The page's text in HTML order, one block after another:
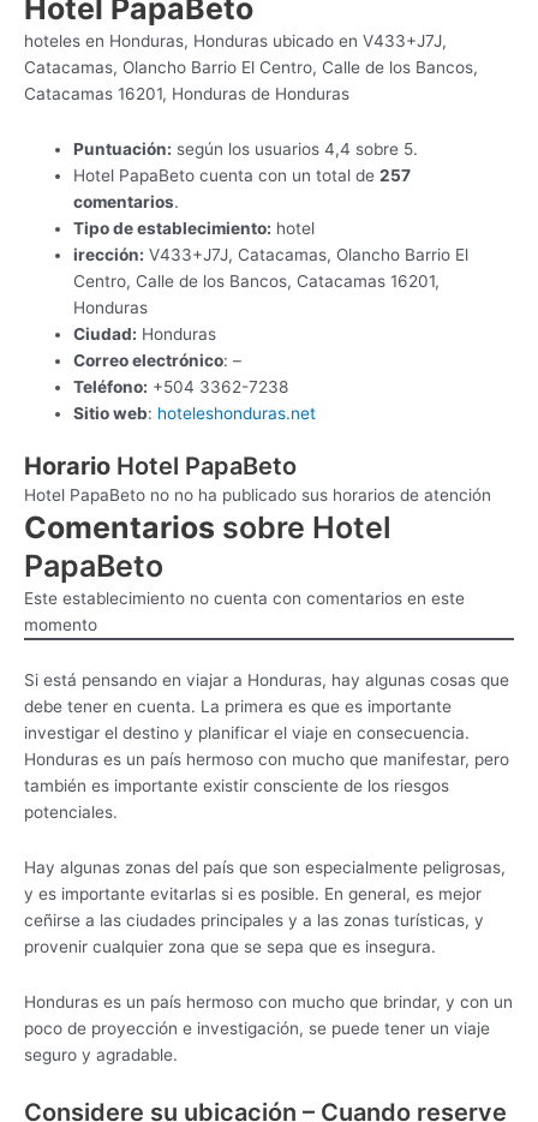
Hotel PapaBeto
hoteles en Honduras, Honduras ubicado en V433+J7J,
Catacamas, Olancho Barrio El Centro, Calle de los Bancos,
Catacamas 16201, Honduras de Honduras
Puntuación: según los usuarios 4,4 sobre 5.
Hotel PapaBeto cuenta con un total de257
comentarios.
Tipo de establecimiento: hotel
irección: V433+J7J, Catacamas, Olancho Barrio El
Centro, Calle de los Bancos, Catacamas 16201,
Honduras
Ciudad: Honduras
Correo electrónico: –
Teléfono: +504 3362-7238
Sitio web: hoteleshonduras.net
Horario Hotel PapaBeto
Hotel PapaBeto no no ha publicado sus horarios de atención
Comentarios sobre Hotel
PapaBeto
Este establecimiento no cuenta con comentarios en este
momento
Si está pensando en viajar a Honduras, hay algunas cosas que
debe tener en cuenta. La primera es que es importante
investigar el destino y planificar el viaje en consecuencia.
Honduras es un país hermoso con mucho que manifestar, pero
también es importante existir consciente de los riesgos
potenciales.
Hay algunas zonas del país que son especialmente peligrosas,
y es importante evitarlas si es posible. En general, es mejor
ceñirse a las ciudades principales y a las zonas turísticas, y
provenir cualquier zona que se sepa que es insegura.
Honduras es un país hermoso con mucho que brindar, y con un
poco de proyección e investigación, se puede tener un viaje
seguro y agradable.
Considere su ubicación – Cuando reserve